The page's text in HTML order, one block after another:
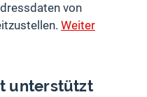
von
Weiter
unterstützt